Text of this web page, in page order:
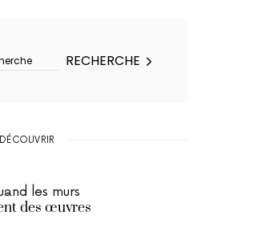
RECHERCHE
les murs
des œuvres